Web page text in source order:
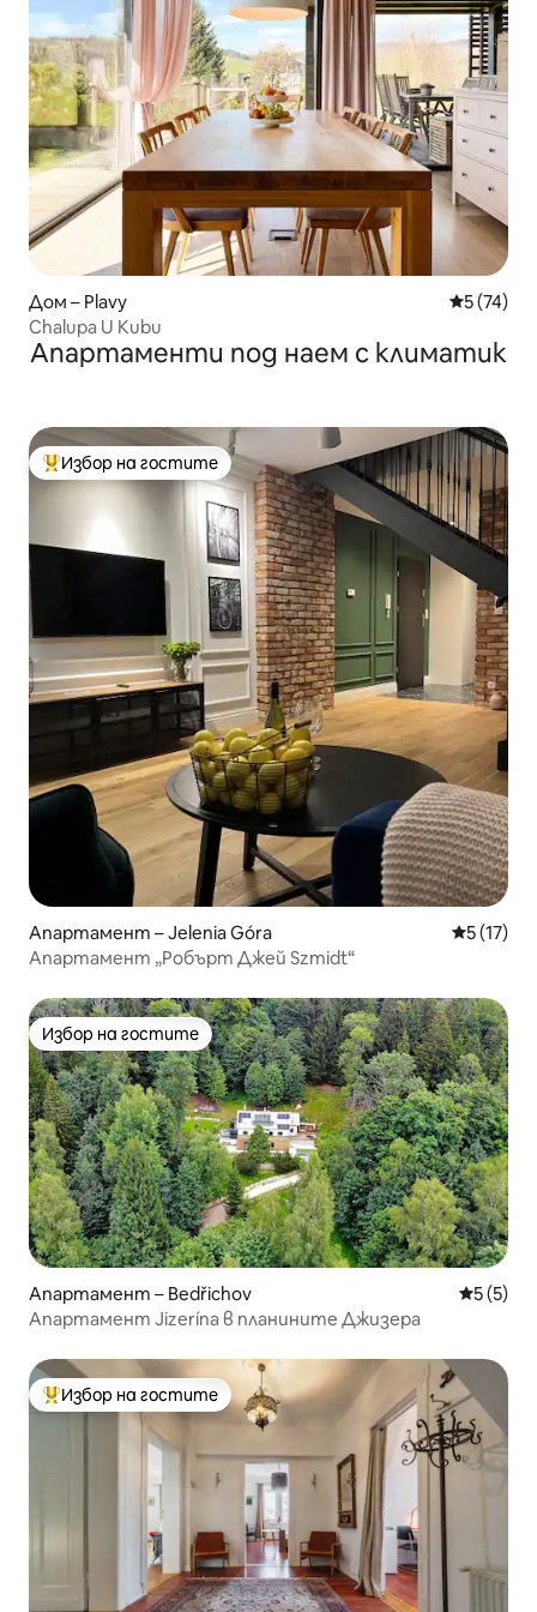
Дом – Plavy Средна
5 (74)
Chalupa U Kubu
Апартаменти под наем с климатик
Най-популярен избор на гостите
Избор на гостите
Апартамент – Jelenia Góra Средна
5 (17)
Апартамент „Робърт Джей Szmidt“
Избор на гостите
Избор на гостите
Апартамент – Bedřichov Средна
5 (5)
Апартамент Jizerína в планините Джизера
Най-популярен избор на гостите
Избор на гостите